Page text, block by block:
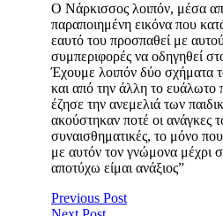
Ο Νάρκισσος λοιπόν, μέσα
παραποιημένη εικόνα που
εαυτό του προσπαθεί με
συμπεριφορές να οδηγηθεί
Έχουμε λοιπόν δύο σχήματα
και από την άλλη το ευάλωτο
έζησε την ανεμελιά των
ακούστηκαν ποτέ οι ανάγκες
συναισθηματικές, το μόνο
με αυτόν τον γνώμονα μέχρι
αποτύχω είμαι ανάξιος”
Previous Post